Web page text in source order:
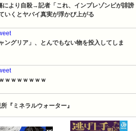
により自殺→記者「これ、インプレゾンビが誹謗
くとヤバイ真実が浮かび上がる
ングリア」、とんでもない物を投入してしま
ｗｗｗｗｗｗｗ
『ミネラルウォーター』